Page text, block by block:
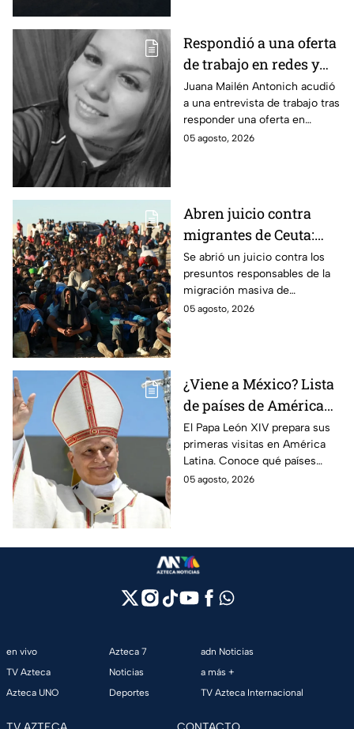
Respondió a una oferta
de trabajo en redes y
nunca volvió: La
historia detrás del
feminicidio de Juana
Mailén Antonich
Juana Mailén Antonich acudió
a una entrevista de trabajo tras
responder una oferta en
Facebook; fue hallada sin vida
05 agosto, 2026
Abren juicio contra
migrantes de Ceuta:
Son acusados de
provocar éxodo de más
de 70 mil personas
Se abrió un juicio contra los
presuntos responsables de la
migración masiva de
Marruecos a España en la
05 agosto, 2026
¿Viene a México? Lista
de países de América
Latina que el Papa León
XIV visitará
El Papa León XIV prepara sus
primeras visitas en América
Latina. Conoce qué países
están en su agenda y si
05 agosto, 2026
en vivo
TV Azteca
Azteca UNO
Azteca 7
Noticias
Deportes
adn Noticias
a más +
TV Azteca Internacional